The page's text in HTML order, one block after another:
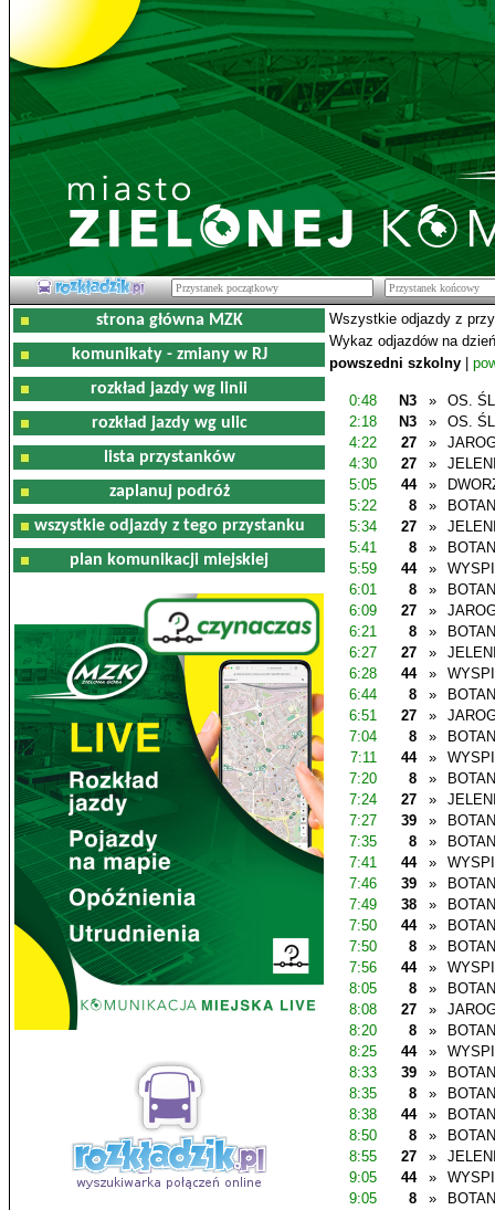
strona główna MZK
komunikaty - zmiany w RJ
rozkład jazdy wg linii
rozkład jazdy wg ulic
lista przystanków
zaplanuj podróż
wszystkie odjazdy z tego przystanku
plan komunikacji miejskiej
Wszystkie odjazdy z
Wykaz odjazdów na
powszedni szkolny
0:48 N3 »
OS.
2:18
N3 »
OS.
4:22
27 »
4:30
27 »
5:05
44 »
5:22
8 »
5:34
27 »
5:41
8 »
5:59
44 »
6:01
8 »
6:09
27 »
6:21
8 »
6:27
27 »
6:28
44 »
6:44
8 »
6:51
27 »
7:04
8 »
7:11
44 »
7:20
8 »
7:24
27 »
7:27
39 »
7:35
8 »
7:41
44 »
7:46
39 »
7:49
38 »
7:50
44 »
7:50
8 »
7:56
44 »
8:05
8 »
8:08
27 »
8:20
8 »
8:25
44 »
8:33
39 »
8:35
8 »
8:38
44 »
8:50
8 »
8:55
27 »
9:05
44 »
9:05
8 »